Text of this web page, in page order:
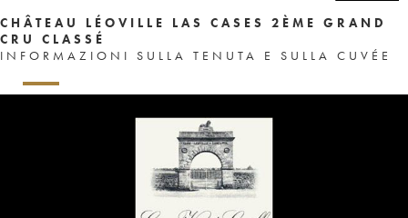
CHÂTEAU LÉOVILLE LAS CASES 2ÈME GRAND
CRU CLASSÉ
INFORMAZIONI SULLA TENUTA E SULLA CUVÉE